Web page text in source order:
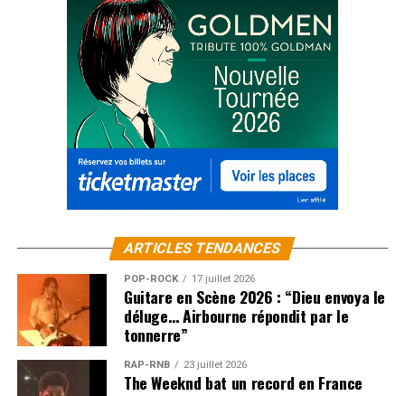
ARTICLES TENDANCES
POP-ROCK 17 juillet 2026
Guitare en Scène 2026 : “Dieu envoya le
déluge… Airbourne répondit par le
tonnerre”
RAP-RNB 23 juillet 2026
The Weeknd bat un record en France